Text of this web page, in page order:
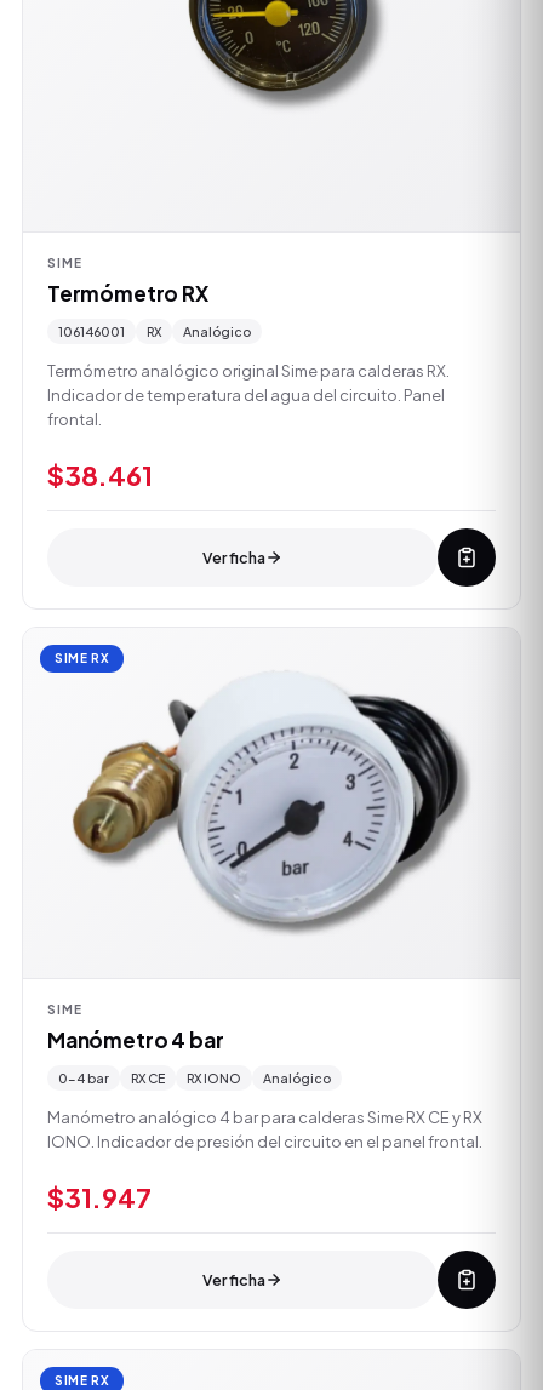
SIME
Termómetro RX
106146001 RX Analógico
Termómetro analógico original Sime para calderas RX.
Indicador de temperatura del agua del circuito. Panel
frontal.
$38.461
Ver ficha
SIME RX
SIME
Manómetro 4 bar
0-4 bar RX CE RX IONO Analógico
Manómetro analógico 4 bar para calderas Sime RX CE y RX
IONO. Indicador de presión del circuito en el panel frontal.
$31.947
Ver ficha
SIME RX